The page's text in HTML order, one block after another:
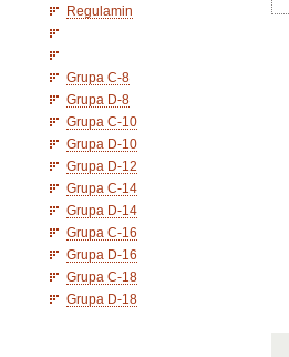
Regulamin
Grupa C-8
Grupa D-8
Grupa C-10
Grupa D-10
Grupa D-12
Grupa C-14
Grupa D-14
Grupa C-16
Grupa D-16
Grupa C-18
Grupa D-18